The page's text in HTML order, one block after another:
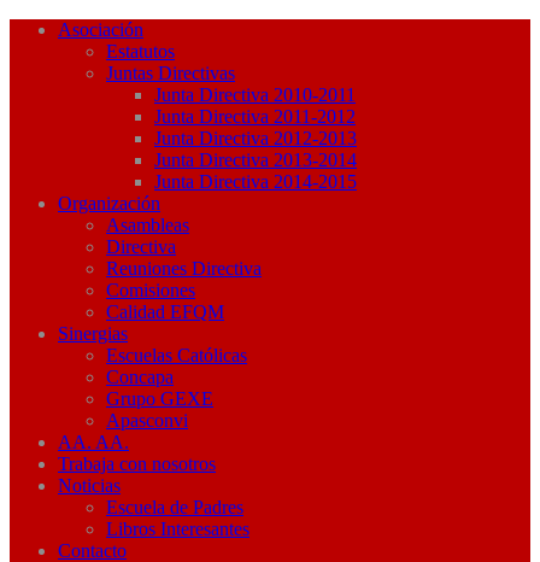
Asociación
Estatutos
Juntas Directivas
Junta Directiva 2010-2011
Junta Directiva 2011-2012
Junta Directiva 2012-2013
Junta Directiva 2013-2014
Junta Directiva 2014-2015
Organización
Asambleas
Directiva
Reuniones Directiva
Comisiones
Calidad EFQM
Sinergias
Escuelas Católicas
Concapa
Grupo GEXE
Apasconvi
AA. AA.
Trabaja con nosotros
Noticias
Escuela de Padres
Libros Interesantes
Contacto